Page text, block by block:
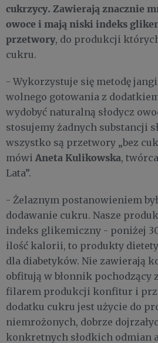
cukrzycy. Zawierają znacznie
owoce i mają niski indeks
przetwory, do produkcji
cukru.
- Wykorzystuje się metodę
wolnego gotowania z
wydobyć naturalną słodycz
stosujemy żadnych substancji
wszystko są przetwory „bez
mówi Aneta Kulikowska,
Lata”.
- Żelaznym postanowieniem
dodawanie cukru. Nasze
indeks glikemiczny - poniżej
ilość kalorii, to produkty
dla diabetyków. Nie zawierają
obfitują w błonnik pochodzący
filarem produkcji konfitur i
dodatku cukru jest użycie do
niemrożonych, dobrze
konkretnych słodkich odmian